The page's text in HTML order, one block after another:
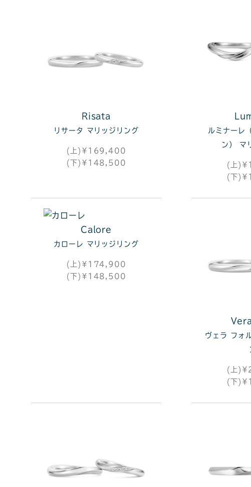
Risata
リサータ マリッジリング
(上)¥169,400
(下)¥148,500
ルミナーレ
ン） マ
(上
(下
Calore
カローレ マリッジリング
(上)¥174,900
(下)¥148,500
ヴェラ フォ
(上
(下